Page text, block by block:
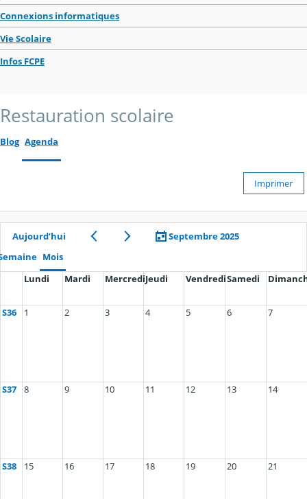
Connexions informatiques
Vie Scolaire
Infos FCPE
Restauration scolaire
Blog Agenda
Imprimer
Aujourd’hui
Septembre 2025
Mois
Lundi
Mardi MercrediJeudi VendrediSamedi
S36 1 2 3 4 5 6 7
S37 8 9 10 11 12 13 14
S38 15 16 17 18 19 20 21